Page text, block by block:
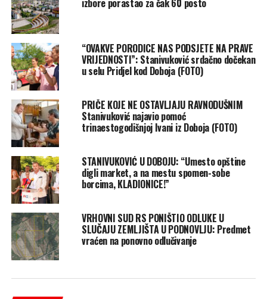
“OVAKVE PORODICE NAS PODSJETE NA PRAVE
VRIJEDNOSTI”: Stanivuković srdačno dočekan
u selu Pridjel kod Doboja (FOTO)
PRIČE KOJE NE OSTAVLJAJU RAVNODUŠNIM
Stanivuković najavio pomoć
trinaestogodišnjoj Ivani iz Doboja (FOTO)
STANIVUKOVIĆ U DOBOJU: “Umesto opštine
digli market, a na mestu spomen-sobe
borcima, KLADIONICE!”
VRHOVNI SUD RS PONIŠTIO ODLUKE U
SLUČAJU ZEMLJIŠTA U PODNOVLJU: Predmet
vraćen na ponovno odlučivanje